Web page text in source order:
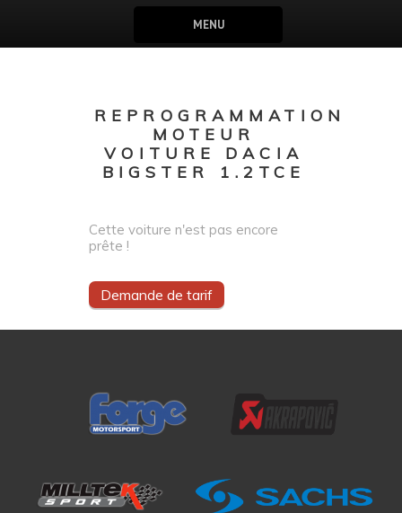
MENU
REPROGRAMMATION
MOTEUR
VOITURE DACIA
BIGSTER 1.2TCE
Cette voiture n'est pas encore
prête !
Demande de tarif